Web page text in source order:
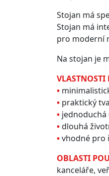
Stojan má
Stojan má
pro moderní
Na stojan je
VLASTNOSTI
•
• praktický
• jednoduchá
•dlouhá
•vhodné pro
OBLASTI
kanceláře,